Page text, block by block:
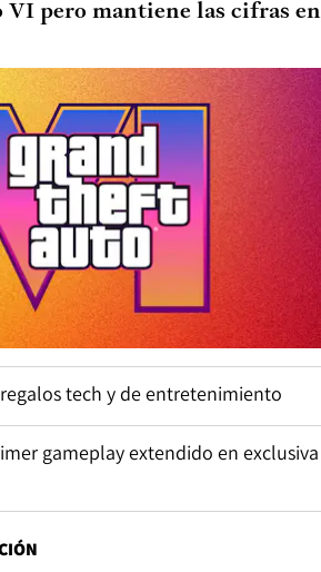
VI pero mantiene las cifras en
tech y de entretenimiento
gameplay extendido en exclusiva